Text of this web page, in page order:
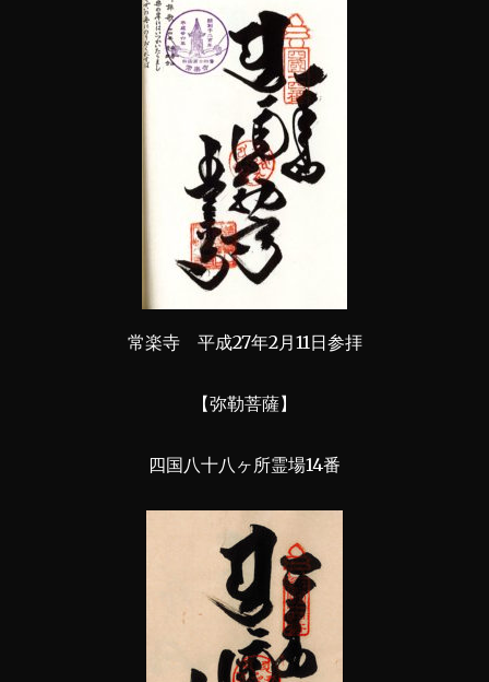
常楽寺 平成27年2月11日参拝
【弥勒菩薩】
四国八十八ヶ所霊場14番